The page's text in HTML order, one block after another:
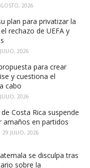
2026
plan para privatizar la
rechazo de UEFA y
2026
para crear
y cuestiona el
cabo
2026
Costa Rica suspende
amaños en partidos
29 JULIO, 2026
se disculpa tras
sobre la